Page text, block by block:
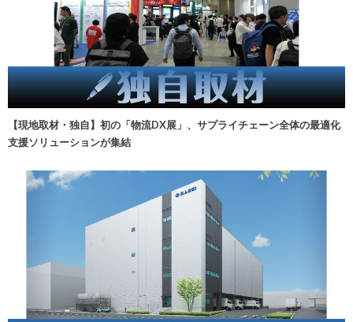
【現地取材・独自】初の「物流DX展」、サプライチェーン全体の最適化
支援ソリューションが集結